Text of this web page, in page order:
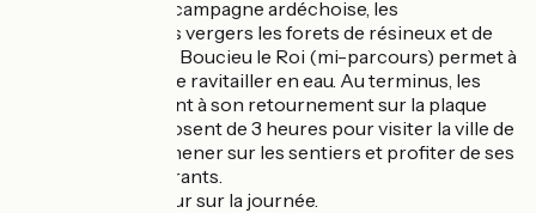
panoramas sur la campagne ardéchoise, les
châtaigneraies, les vergers les forets de résineux et de
feuillus. Un arrêt à Boucieu le Roi (mi-parcours) permet à
la locomotive de se ravitailler en eau. Au terminus, les
voyageurs assistent à son retournement sur la plaque
tournante et disposent de 3 heures pour visiter la ville de
Lamastre, se promener sur les sentiers et profiter de ses
nombreux restaurants.
Voyage aller-retour sur la journée.